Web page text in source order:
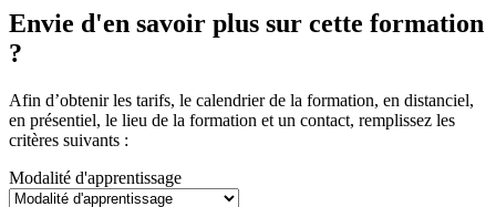
Envie d'en savoir plus sur cette formation
?
Afin d’obtenir les tarifs, le calendrier de la formation, en distanciel,
en présentiel, le lieu de la formation et un contact, remplissez les
critères suivants :
Modalité d'apprentissage